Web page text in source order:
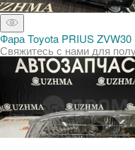
Фара Toyota PRIUS ZVW30
Свяжитесь с нами для